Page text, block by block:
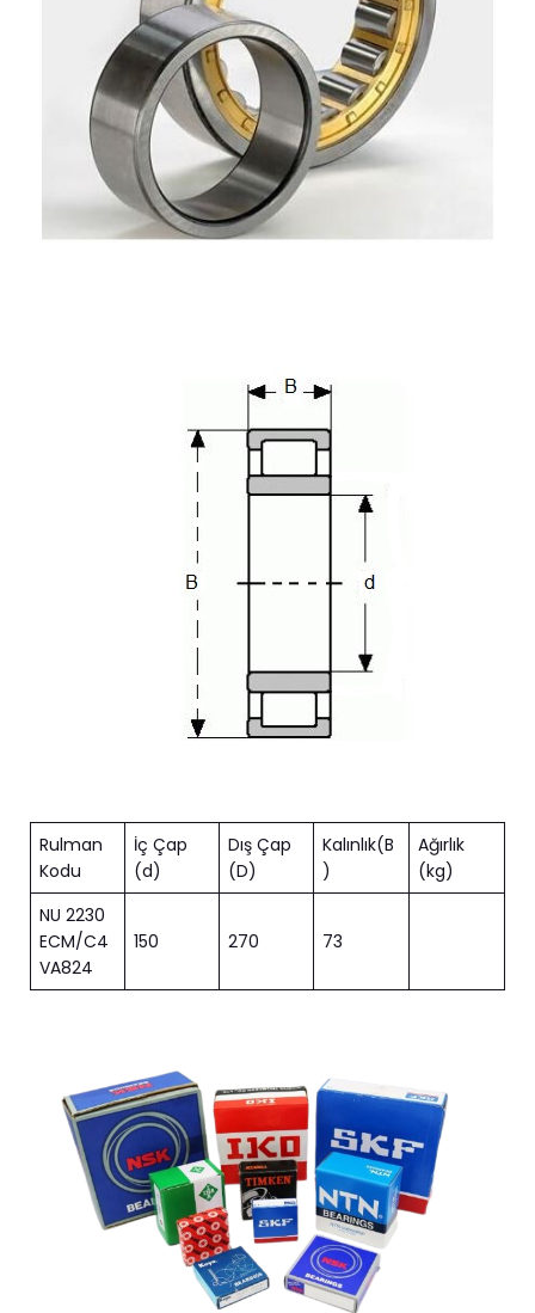
Rulman
Kodu
İç Çap
(d)
Dış Çap
(D)
Kalınlık(B
)
Ağırlık
(kg)
NU 2230
ECM/C4
VA824
150 270 73